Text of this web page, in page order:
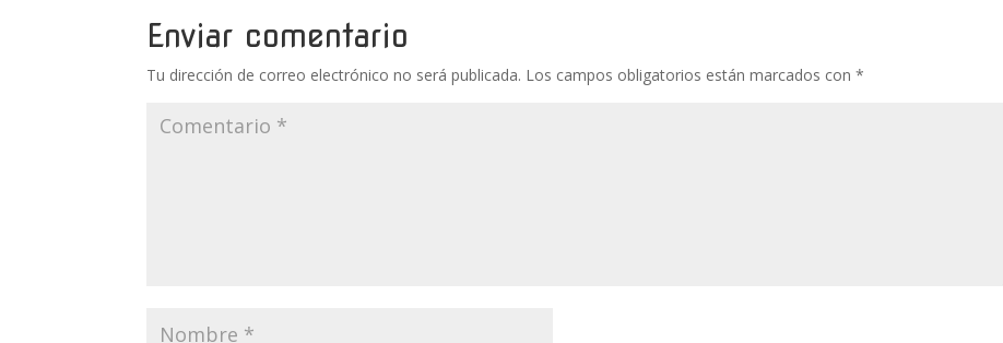
k p r
Enviar comentario
Tu dirección de correo electrónico no será publicada. Los campos obligatorios están marcados con*